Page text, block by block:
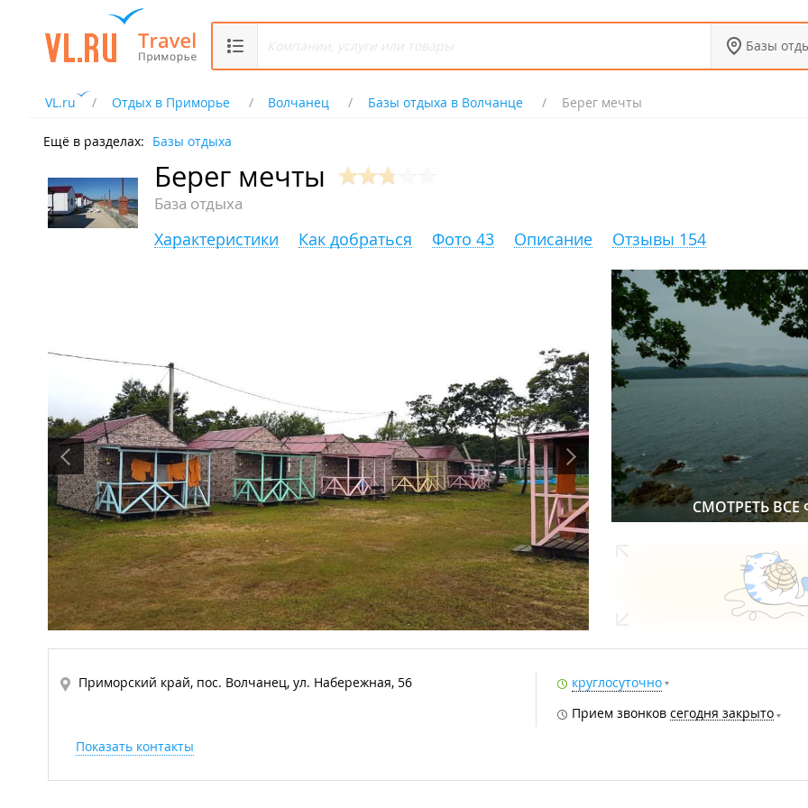
Базы
VL.ru Отдых в Приморье Волчанец Базы отдыха в Волчанце Берег мечты
Ещё в разделах: Базы отдыха
Берег мечты
База отдыха
Характеристики Как добраться Фото 43 Описание Отзывы 154
СМОТРЕТЬ ВСЕ
Приморский край, пос. Волчанец, ул. Набережная, 56
круглосуточно
Прием звонков сегодня закрыто
Показать контакты